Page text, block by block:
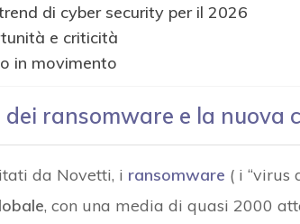
di cyber security per il 2026
e criticità
in movimento
dei ransomware e la nuova
da Novetti, i ransomware ( i “virus
, con una media di quasi 2000